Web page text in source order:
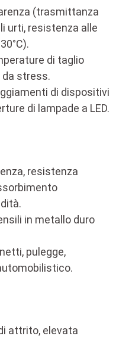
(trasmittanza
urti, resistenza alle
di taglio
stress.
di dispositivi
di lampade a LED.
resistenza
in metallo duro
pulegge,
attrito, elevata